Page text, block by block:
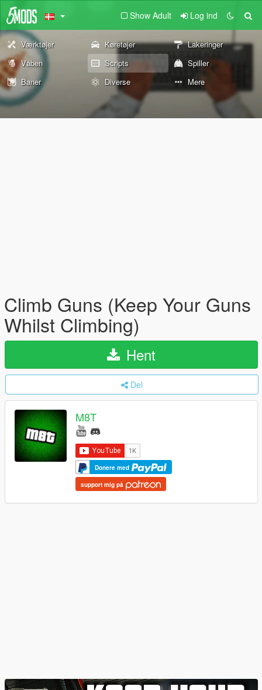
Show Adult Log ind
Værktøjer Køretøjer
Lakeringer
Våben
Scripts
Spiller
Baner
Diverse Mere
Climb Guns (Keep Your Guns
Whilst Climbing)
Hent
Del
M8T
Donere med
support mig på